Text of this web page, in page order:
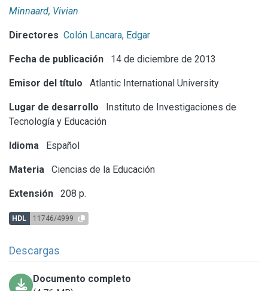
Minnaard, Vivian
Directores Colón Lancara, Edgar
Fecha de publicación 14 de diciembre de 2013
Emisor del título Atlantic International University
Lugar de desarrollo
Instituto de Investigaciones de
Tecnología y Educación
Idioma Español
Materia Ciencias de la Educación
Extensión 208 p.
HDL 11746/4999
Descargas
Documento completo